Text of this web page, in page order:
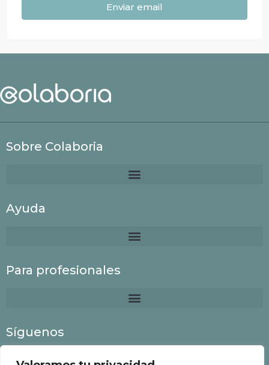
Enviar email
Sobre Colaboria
Ayuda
Para profesionales
Síguenos